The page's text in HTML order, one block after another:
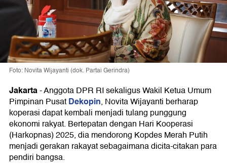
Foto: Novita Wijayanti (dok. Partai Gerindra)
Jakarta-Anggota DPR RI sekaligus Wakil Ketua Umum
Pimpinan PusatDekopin, Novita Wijayanti berharap
koperasi dapat kembali menjadi tulang punggung
ekonomi rakyat. Bertepatan dengan Hari Kooperasi
(Harkopnas) 2025, dia mendorong Kopdes Merah Putih
menjadi gerakan rakayat sebagaimana dicita-citakan para
pendiri bangsa.